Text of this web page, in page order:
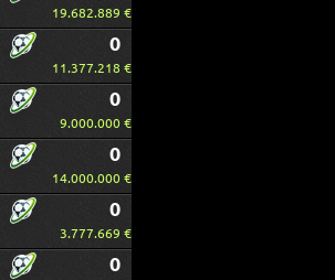
19.682.889 €
0
11.377.218 €
0
9.000.000 €
0
14.000.000 €
0
3.777.669 €
0